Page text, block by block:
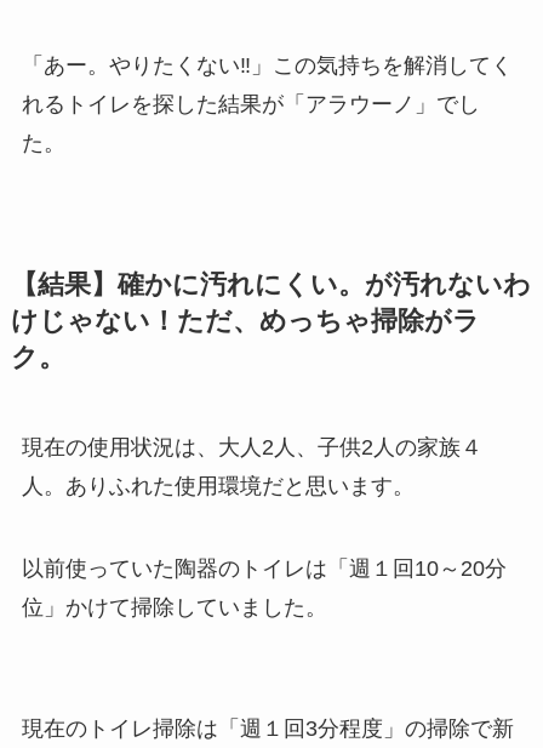
「あー。やりたくない‼」この気持ちを解消してく
れるトイレを探した結果が「アラウーノ」でし
た。
【結果】確かに汚れにくい。が汚れないわ
けじゃない！ただ、めっちゃ掃除がラ
ク。
現在の使用状況は、大人2人、子供2人の家族４
人。ありふれた使用環境だと思います。
以前使っていた陶器のトイレは「週１回10～20分
位」かけて掃除していました。
現在のトイレ掃除は「週１回3分程度」の掃除で新